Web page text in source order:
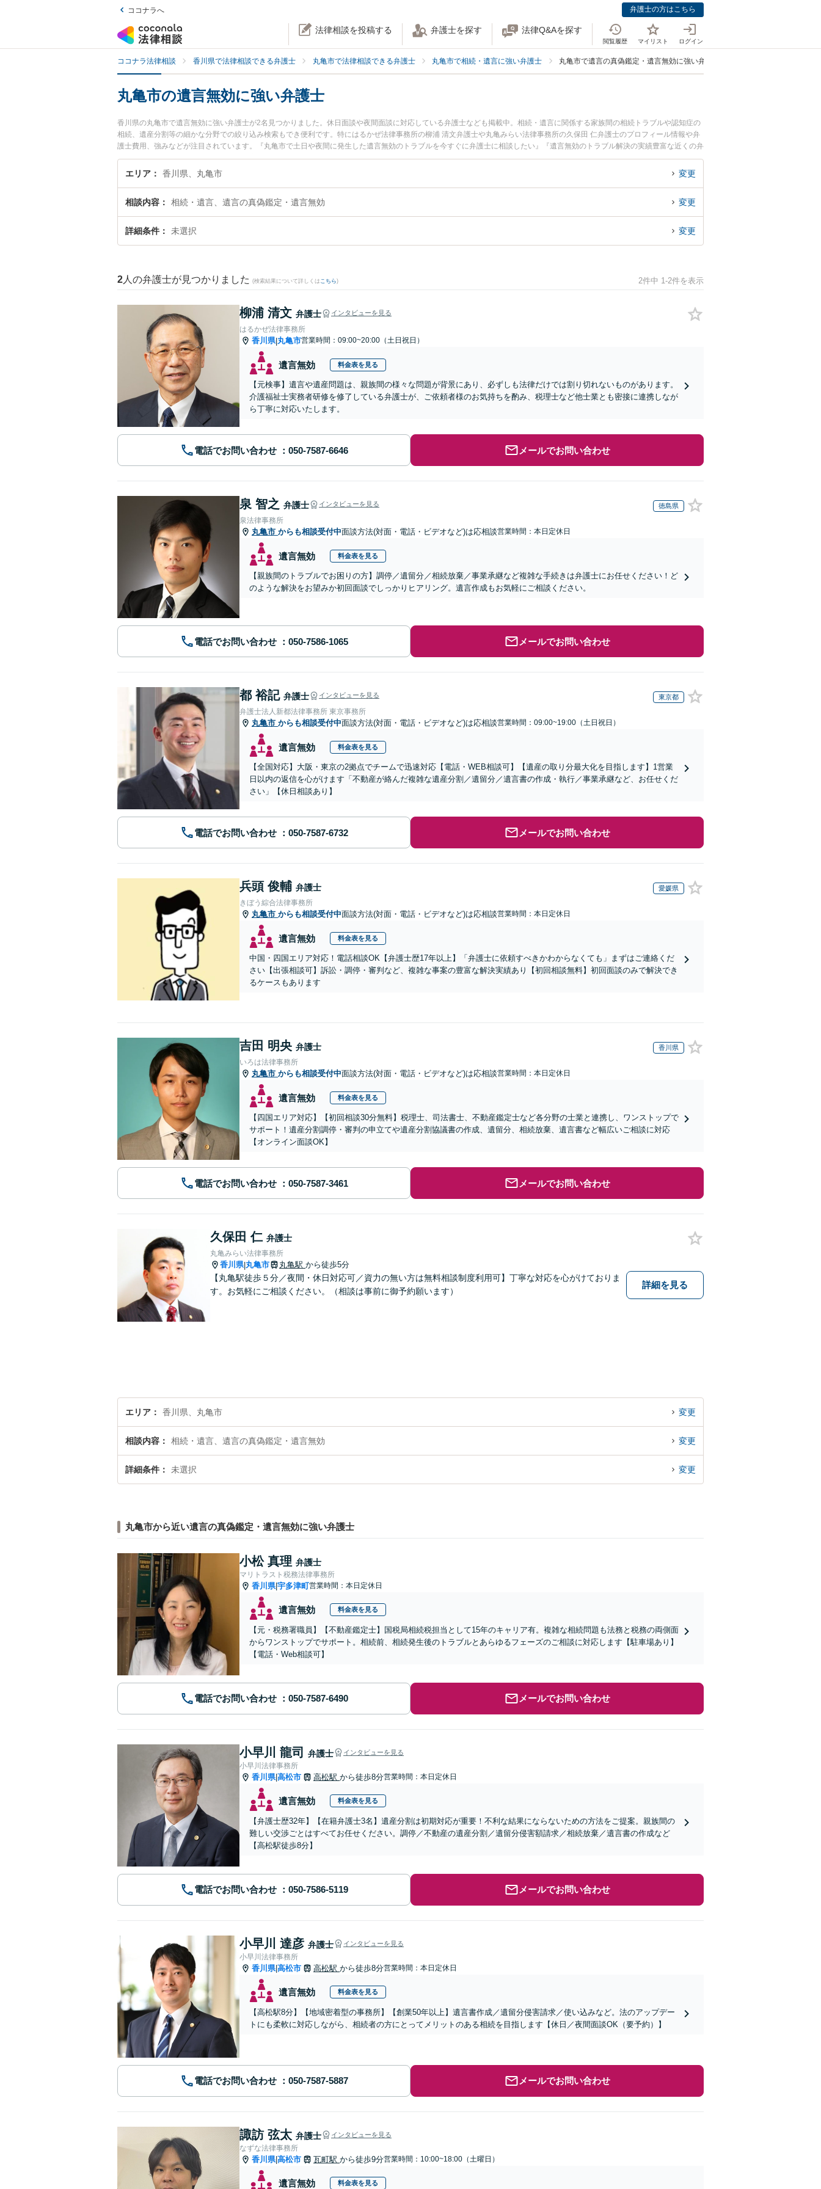
ココナラへ 弁護士の方はこちら
法律相談を投稿する 弁護士を探す 法律Q&Aを探す
閲覧履歴 マイリスト ログイン
ココナラ法律相談 香川県で法律相談できる弁護士 丸亀市で法律相談できる弁護士 丸亀市で相続・遺言に強い弁護士 丸亀市で遺言の真偽鑑定・遺言無効に強い弁護士
丸亀市の遺言無効に強い弁護士
香川県の丸亀市で遺言無効に強い弁護士が2名見つかりました。休日面談や夜間面談に対応している弁護士なども掲載中。相続・遺言に関係する家族間の相続トラブルや認知症の
相続、遺産分割等の細かな分野での絞り込み検索もでき便利です。特にはるかぜ法律事務所の柳浦 清文弁護士や丸亀みらい法律事務所の久保田 仁弁護士のプロフィール情報や弁
護士費用、強みなどが注目されています。『丸亀市で土日や夜間に発生した遺言無効のトラブルを今すぐに弁護士に相談したい』『遺言無効のトラブル解決の実績豊富な近くの弁
護士を検索したい』『初回相談無料で遺言無効を法律相談できる丸亀市内の弁護士に相談予約したい』などでお困りの相談者さんにおすすめです。
エリア 香川県、丸亀市 変更
相談内容 相続・遺言、遺言の真偽鑑定・遺言無効 変更
詳細条件 未選択 変更
2 人の弁護士が見つかりました (検索結果について詳しくは こちら) 2件中 1-2件を表示
柳浦 清文 弁護士 インタビューを見る
はるかぜ法律事務所
香川県|丸亀市営業時間：09:00~20:00（土日祝日）
遺言無効 料金表を見る
【元検事】遺言や遺産問題は、親族間の様々な問題が背景にあり、必ずしも法律だけでは割り切れないものがあります。
介護福祉士実務者研修を修了している弁護士が、ご依頼者様のお気持ちを酌み、税理士など他士業とも密接に連携しなが
ら丁寧に対応いたします。
電話でお問い合わせ メールでお問い合わせ
泉 智之 弁護士 インタビューを見る 徳島県
泉法律事務所
丸亀市 からも相談受付中面談方法(対面・電話・ビデオなど)は応相談営業時間：本日定休日
遺言無効 料金表を見る
【親族間のトラブルでお困りの方】調停／遺留分／相続放棄／事業承継など複雑な手続きは弁護士にお任せください！ど
のような解決をお望みか初回面談でしっかりヒアリング。遺言作成もお気軽にご相談ください。
電話でお問い合わせ メールでお問い合わせ
都 裕記 弁護士 インタビューを見る 東京都
弁護士法人新都法律事務所 東京事務所
丸亀市 からも相談受付中面談方法(対面・電話・ビデオなど)は応相談営業時間：09:00~19:00（土日祝日）
遺言無効 料金表を見る
【全国対応】大阪・東京の2拠点でチームで迅速対応【電話・WEB相談可】【遺産の取り分最大化を目指します】1営業
日以内の返信を心がけます「不動産が絡んだ複雑な遺産分割／遺留分／遺言書の作成・執行／事業承継など、お任せくだ
さい」【休日相談あり】
電話でお問い合わせ メールでお問い合わせ
兵頭 俊輔 弁護士 愛媛県
きぼう綜合法律事務所
丸亀市 からも相談受付中面談方法(対面・電話・ビデオなど)は応相談営業時間：本日定休日
遺言無効 料金表を見る
中国・四国エリア対応！電話相談OK【弁護士歴17年以上】「弁護士に依頼すべきかわからなくても」まずはご連絡くだ
さい【出張相談可】訴訟・調停・審判など、複雑な事案の豊富な解決実績あり【初回相談無料】初回面談のみで解決でき
るケースもあります
吉田 明央 弁護士 香川県
いろは法律事務所
丸亀市 からも相談受付中面談方法(対面・電話・ビデオなど)は応相談営業時間：本日定休日
遺言無効 料金表を見る
【四国エリア対応】【初回相談30分無料】税理士、司法書士、不動産鑑定士など各分野の士業と連携し、ワンストップで
サポート！遺産分割調停・審判の申立てや遺産分割協議書の作成、遺留分、相続放棄、遺言書など幅広いご相談に対応
【オンライン面談OK】
電話でお問い合わせ メールでお問い合わせ
久保田 仁 弁護士
丸亀みらい法律事務所
香川県|丸亀市 丸亀駅 から徒歩5分
【丸亀駅徒歩５分／夜間・休日対応可／資力の無い方は無料相談制度利用可】丁寧な対応を心がけておりま
す。お気軽にご相談ください。（相談は事前に御予約願います）
詳細を見る
エリア 香川県、丸亀市 変更
相談内容 相続・遺言、遺言の真偽鑑定・遺言無効 変更
詳細条件 未選択 変更
丸亀市から近い遺言の真偽鑑定・遺言無効に強い弁護士
小松 真理 弁護士
マリトラスト税務法律事務所
香川県|宇多津町営業時間：本日定休日
遺言無効 料金表を見る
【元・税務署職員】【不動産鑑定士】国税局相続税担当として15年のキャリア有。複雑な相続問題も法務と税務の両側面
からワンストップでサポート。相続前、相続発生後のトラブルとあらゆるフェーズのご相談に対応します【駐車場あり】
【電話・Web相談可】
電話でお問い合わせ メールでお問い合わせ
小早川 龍司 弁護士 インタビューを見る
小早川法律事務所
香川県|高松市 高松駅 から徒歩8分営業時間：本日定休日
遺言無効 料金表を見る
【弁護士歴32年】【在籍弁護士3名】遺産分割は初期対応が重要！不利な結果にならないための方法をご提案。親族間の
難しい交渉ごとはすべてお任せください。調停／不動産の遺産分割／遺留分侵害額請求／相続放棄／遺言書の作成など
【高松駅徒歩8分】
電話でお問い合わせ メールでお問い合わせ
小早川 達彦 弁護士 インタビューを見る
小早川法律事務所
香川県|高松市 高松駅 から徒歩8分営業時間：本日定休日
遺言無効 料金表を見る
【高松駅8分】【地域密着型の事務所】【創業50年以上】遺言書作成／遺留分侵害請求／使い込みなど。法のアップデー
トにも柔軟に対応しながら、相続者の方にとってメリットのある相続を目指します【休日／夜間面談OK（要予約）】
電話でお問い合わせ メールでお問い合わせ
諏訪 弦太 弁護士 インタビューを見る
なずな法律事務所
香川県|高松市 瓦町駅 から徒歩9分営業時間：10:00~18:00（土曜日）
遺言無効 料金表を見る